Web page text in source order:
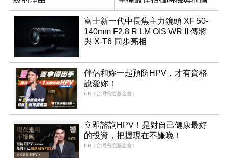
富士新一代中長焦主力鏡頭 XF 50-
140mm F2.8 R LM OIS WR II 傳將
與 X-T6 同步亮相
伴侶和妳一起預防HPV，才有資格
說愛妳！
PR（台灣癌症基金會）
立即諮詢HPV！是對自己健康最好
的投資，把握現在不嫌晚！
PR（台灣癌症基金會）